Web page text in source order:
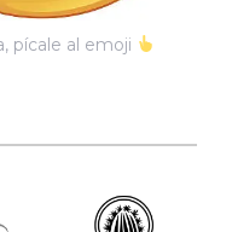
pícale al emoji